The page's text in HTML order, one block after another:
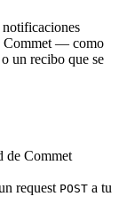
Commet — como
un recibo que se
de Commet
request POST a tu